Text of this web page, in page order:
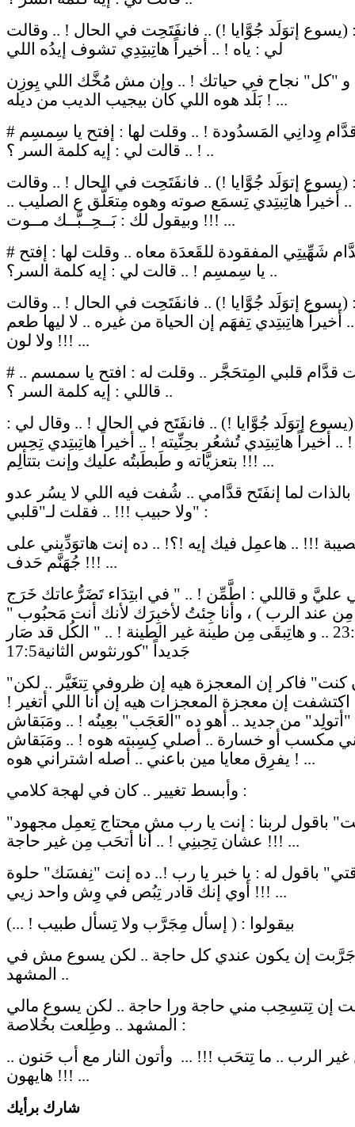
(يسوع إتوَلَد جُوَّايا !) .. فانفَتَحِت في الحال ! .. وقالت
لي : ياه ! .. أخيراً هاتِبتِدِي تشوف إيدُه اللي
و "كل" نجاح في حياتك ! .. وإن مش مُخَّك اللي يِوزِن
بَلَد هوه اللي كان بيجيب الديب من ديله ! ...
# ووقِفت قدَّام وِدانِي المَسدُودة ! .. وقلت لها : إفتح يا سِمسِم
! .. قالت لي : إيه كلمة السر ؟ ..
(يسوع إتوَلَد جُوَّايا !) .. فانفَتَحِت في الحال ! .. وقالت
.. أخيراً هاتِبتِدي تِسمَع صوته وهوه مِتعَلَّق ع الصليب ..
وبيقول لك : بَــحِــبَّــك مــوت !!! ...
# ووقِفت قدَّام شَهِّيتِي المفقودة للقَعدَة معاه .. وقلت لها : إفتح
يا سِمسِم ! .. قالت لي : إيه كلمة السر؟ ..
(يسوع إتوَلَد جُوَّايا !) .. فانفَتَحِت في الحال ! .. وقالت
أخيراً هاتِبتِدي تِفهَم إن الحياة من غيره .. لا ليها طعم
ولا لون !!! ...
# ووقِفت قدَّام قلبي المِتحَجَّر .. وقلت له : افتح يا سمسم ..
قاللي : إيه كلمة السر ؟ ..
إتوَلَد جُوَّايا !) .. فانفَتَح في الحال ! .. وقال لي :
! .. أخيراً هاتِبتِدي تُشعُر بحِنِّيته ! .. أخيراً هاتِبتِدي تِحِس
بتعزيَّاته و طَبطَبتُه عليك وإنت بتتألِم !!! ...
لما إنفَتَح قدَّامي .. شُفت فيه اللي لا يسُر عدو
ولا حبيب !!! .. فقلت لـ"قلبي" :
!!! .. هاعمِل فيك إيه !؟! .. ده إنت هاتوَدِّيني على
جُهَنَّم حَدف !!! ...
عليَّ و قاللي : اطَّمِّن ! .. " في ابتِدَاء تَضَرُّعاتك خَرَج
مِن عند الرب ) ، وأنا جِئتُ لأخبِرَك لأنك أنت مَحبُوب "
دانيال23:9 .. و هاتِبقَى مِن طينة غير الطينة ! .. " الكُل قد صَار
جَديداً "كورنثوس الثانية17:5
"زمان كنت" فاكر إن المعجزة هيه إن ظروفي تِتغَيَّر .. لكن
إن معجزة المعجزات هيه إن أنا اللي أتغير !
"أتولِد" من جديد .. أهو ده "العَجَب" بعِينُه ! .. ومَبَقاش
مكسب أو خسارة .. أصلي كِسِبته هوه ! .. ومَبَقاش
يفرِق معايا مين باعني .. أصله اشتراني هوه ! ...
وأبسط تغيير .. كان في لهجة كلامي :
"زمان كنت" باقول لربنا : إنت يا رب مش محتاج تِعمِل مجهود
عشان تِحِبنِي ! .. أنا أتحَب مِن غير حاجة !!! ...
باقول له : يا خبر يا رب !.. ده إنت "نِفسَك" حلوة
أوي إنك قادر تِبُص في وِش واحد زيي !!! ...
بيقولوا : ( إسأل مِجَرَّب ولا تِسأل طبيب ! ...)
جَرَّبت إن يكون عندي كل حاجة .. لكن يسوع مش في
المشهد ..
إن تِتسِحِب مني حاجة ورا حاجة .. لكن يسوع مالي
المشهد .. وطِلعت بخُلاصة :
الرب .. ما تِتحَب !!! ... وأتون النار مع أب حَنون ..
هايهون !!! ...
شارك برأيك